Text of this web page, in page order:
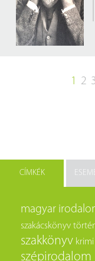
1 2
CÍMKÉK
magyar
szakácskönyv
szakkönyv krimi
szépirodalom